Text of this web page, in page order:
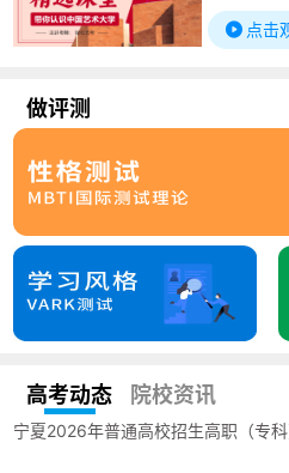
点击
做评测
高考动态 院校资讯
宁夏2026年普通高校招生高职（专